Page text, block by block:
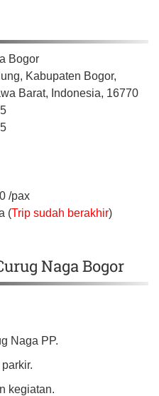
Bogor
Kabupaten Bogor,
Barat, Indonesia, 16770
/pax
(Trip sudah berakhir)
Naga Bogor
Naga PP.
kegiatan.